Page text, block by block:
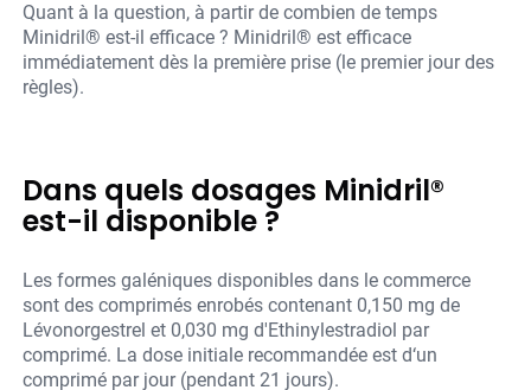
Quant à la question, à partir de combien de temps
Minidril® est-il efficace ? Minidril® est efficace
immédiatement dès la première prise (le premier jour des
règles).
Dans quels dosages Minidril®
est-il disponible ?
Les formes galéniques disponibles dans le commerce
sont des comprimés enrobés contenant 0,150 mg de
Lévonorgestrel et 0,030 mg d'Ethinylestradiol par
comprimé. La dose initiale recommandée est d‘un
comprimé par jour (pendant 21 jours).